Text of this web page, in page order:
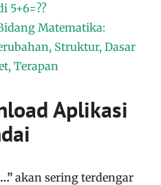
5+6=??
Matematika:
Struktur, Dasar
Terapan
Aplikasi
akan sering terdengar